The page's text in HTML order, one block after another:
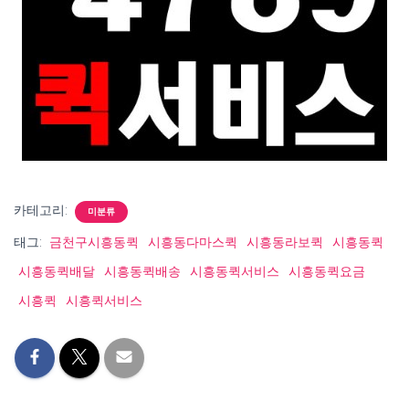
카테고리: 미분류
태그: 금천구시흥동퀵 시흥동다마스퀵 시흥동라보퀵
시흥동퀵
시흥동퀵배달
시흥동퀵배송 시흥동퀵서비스
시흥동퀵요금
시흥퀵
시흥퀵서비스